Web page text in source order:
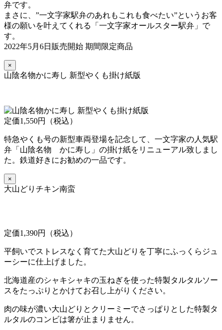
弁です。
まさに、”一文字家駅弁のあれもこれも食べたい”というお客
様の願いを叶えてくれる「一文字家オールスター駅弁」で
す。
2022年5月6日販売開始 期間限定商品
×
山陰名物かに寿し 新型やくも掛け紙版
定価1,550円（税込）
特急やくも号の新型車両登場を記念して、一文字家の人気駅
弁「山陰名物 かに寿し」の掛け紙をリニューアル致しまし
た。鉄道好きにお勧めの一品です。
×
大山どりチキン南蛮
定価1,390円（税込）
平飼いでストレスなく育てた大山どりを丁寧にふっくらジュ
ーシーに仕上げました。
北海道産のシャキシャキの玉ねぎを使った特製タルタルソー
スをたっぷりとかけてお召し上がりください。
肉の味が濃い大山どりとクリーミーでさっぱりとした特製タ
ルタルのコンビは箸が止まりません。